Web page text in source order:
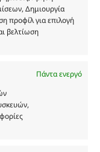
Δημιουργία
προφίλ για επιλογή
βελτίωση
Πάντα ενεργό